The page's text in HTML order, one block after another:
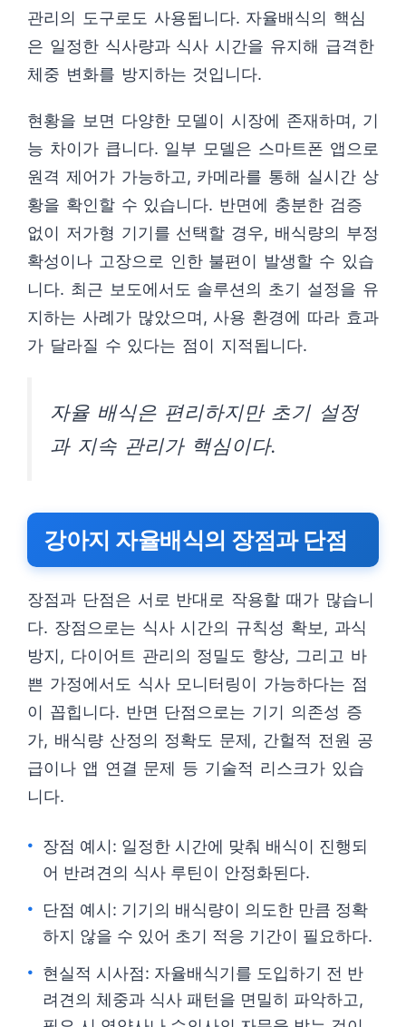
관리의 도구로도 사용됩니다. 자율배식의 핵심
은 일정한 식사량과 식사 시간을 유지해 급격한
체중 변화를 방지하는 것입니다.
현황을 보면 다양한 모델이 시장에 존재하며, 기
능 차이가 큽니다. 일부 모델은 스마트폰 앱으로
원격 제어가 가능하고, 카메라를 통해 실시간 상
황을 확인할 수 있습니다. 반면에 충분한 검증
없이 저가형 기기를 선택할 경우, 배식량의 부정
확성이나 고장으로 인한 불편이 발생할 수 있습
니다. 최근 보도에서도 솔루션의 초기 설정을 유
지하는 사례가 많았으며, 사용 환경에 따라 효과
가 달라질 수 있다는 점이 지적됩니다.
자율 배식은 편리하지만 초기 설정
과 지속 관리가 핵심이다.
강아지 자율배식의 장점과 단점
장점과 단점은 서로 반대로 작용할 때가 많습니
다. 장점으로는 식사 시간의 규칙성 확보, 과식
방지, 다이어트 관리의 정밀도 향상, 그리고 바
쁜 가정에서도 식사 모니터링이 가능하다는 점
이 꼽힙니다. 반면 단점으로는 기기 의존성 증
가, 배식량 산정의 정확도 문제, 간헐적 전원 공
급이나 앱 연결 문제 등 기술적 리스크가 있습
니다.
장점 예시: 일정한 시간에 맞춰 배식이 진행되
어 반려견의 식사 루틴이 안정화된다.
단점 예시: 기기의 배식량이 의도한 만큼 정확
하지 않을 수 있어 초기 적응 기간이 필요하다.
현실적 시사점: 자율배식기를 도입하기 전 반
려견의 체중과 식사 패턴을 면밀히 파악하고,